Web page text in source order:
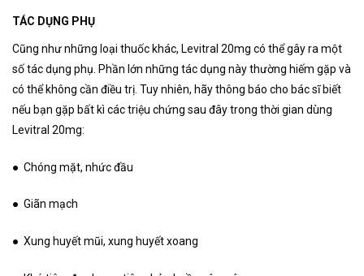
TÁC DỤNG PHỤ
Cũng như những loại thuốc khác, Levitral 20mg có thể gây ra một
số tác dụng phụ. Phần lớn những tác dụng này thường hiếm gặp và
có thể không cần điều trị. Tuy nhiên, hãy thông báo cho bác sĩ biết
nếu bạn gặp bất kì các triệu chứng sau đây trong thời gian dùng
Levitral 20mg:
● Chóng mặt, nhức đầu
● Giãn mạch
● Xung huyết mũi, xung huyết xoang